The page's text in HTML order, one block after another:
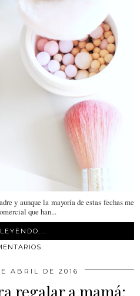
y aunque la mayoría de estas fechas me
que han...
ABRIL DE 2016
regalar a mamá: